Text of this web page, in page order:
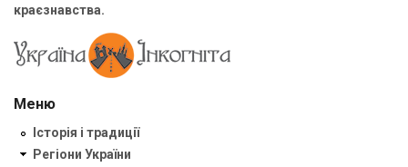
краєзнавства.
Меню
Історія і традиції
Регіони України